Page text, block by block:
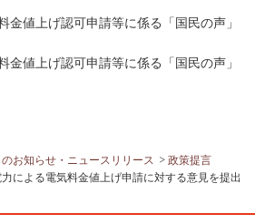
金値上げ認可申請等に係る「国民の声」
金値上げ認可申請等に係る「国民の声」
お知らせ・ニュースリリース
政策提言
による電気料金値上げ申請に対する意見を提出